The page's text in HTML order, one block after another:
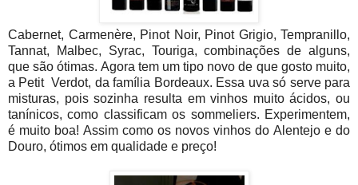
Cabernet, Carmenère, Pinot Noir, Pinot Grigio, Tempranillo,
Tannat, Malbec, Syrac, Touriga, combinações de alguns,
que são ótimas. Agora tem um tipo novo de que gosto muito,
a Petit Verdot, da família Bordeaux. Essa uva só serve para
misturas, pois sozinha resulta em vinhos muito ácidos, ou
tanínicos, como classificam os sommeliers. Experimentem,
é muito boa! Assim como os novos vinhos do Alentejo e do
Douro, ótimos em qualidade e preço!